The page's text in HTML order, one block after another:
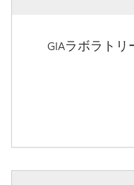
GIAラボラト